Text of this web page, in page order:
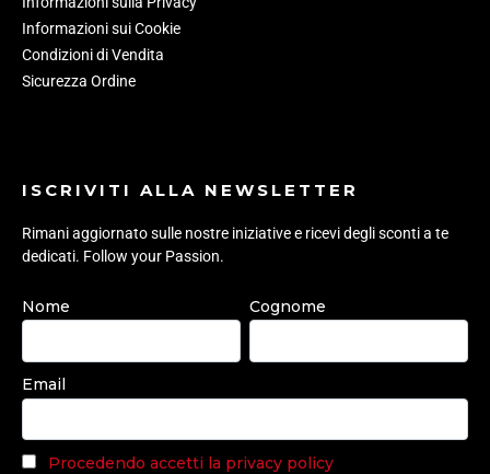
Informazioni sui Cookie
Condizioni di Vendita
Sicurezza Ordine
ISCRIVITI ALLA NEWSLETTER
Rimani aggiornato sulle nostre iniziative e ricevi degli sconti a te
dedicati. Follow your Passion.
Nome Cognome
Email
Procedendo accetti la privacy policy